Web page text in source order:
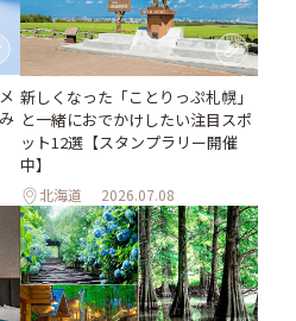
新しくなった「ことりっぷ札幌」
と一緒におでかけしたい注目スポ
ット12選【スタンプラリー開催
中】
北海道 2026.07.08